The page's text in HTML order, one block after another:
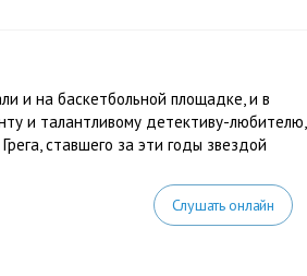
и на баскетбольной площадке, и в
и талантливому детективу-любителю,
ставшего за эти годы звездой
Слушать онлайн